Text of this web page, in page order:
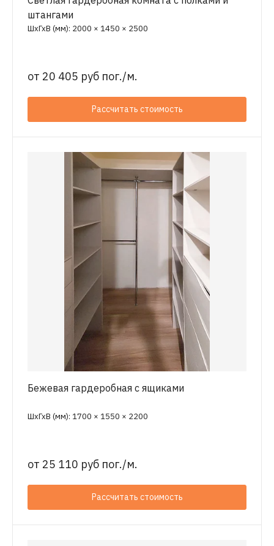
штангами
ШхГхВ (мм): 2000 × 1450 × 2500
от 20 405 руб пог./м.
Рассчитать стоимость
Бежевая гардеробная с ящиками
ШхГхВ (мм): 1700 × 1550 × 2200
от 25 110 руб пог./м.
Рассчитать стоимость